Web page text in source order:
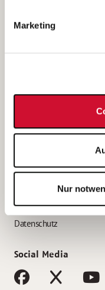
Marketing
Nur
Bewerbung als
Bewerbung als
AWO Gliederungen nach
Impressum
Datenschutz
Social Media